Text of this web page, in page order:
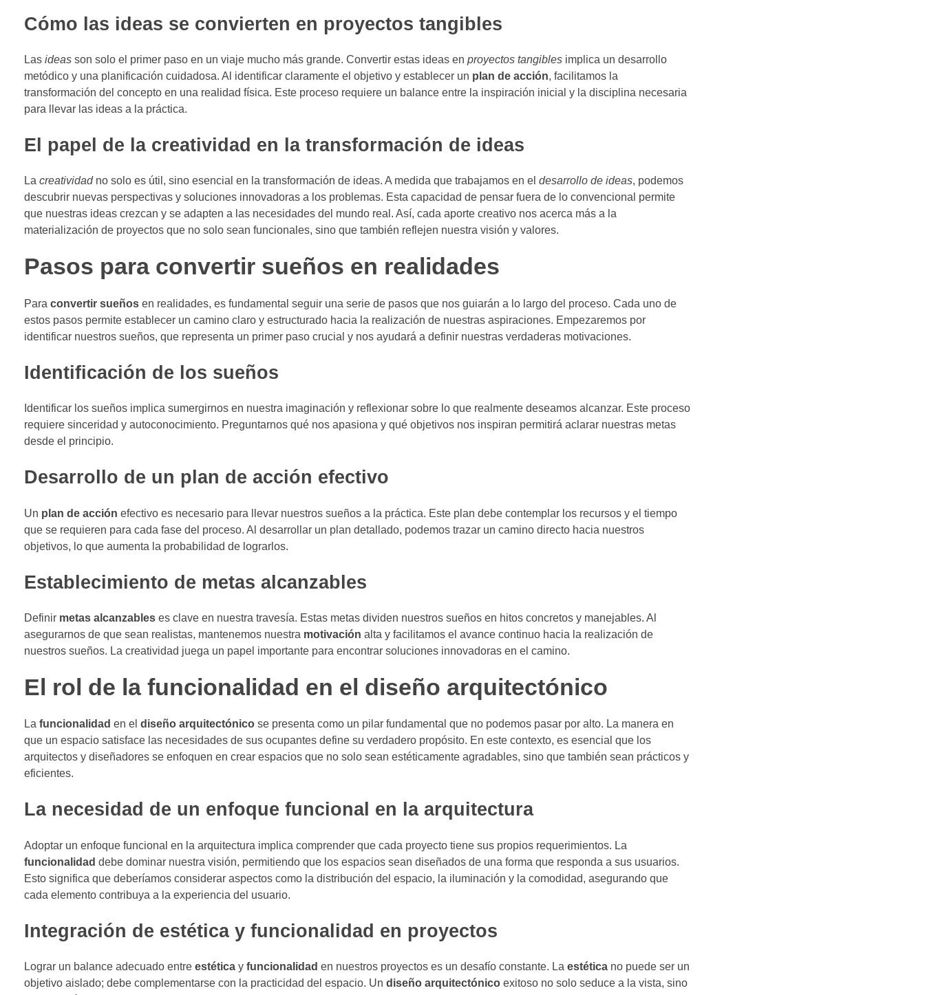
Cómo las ideas se convierten en proyectos tangibles
Las ideas son solo el primer paso en un viaje mucho más grande. Convertir estas ideas en proyectos tangibles implica un desarrollo
metódico y una planificación cuidadosa. Al identificar claramente el objetivo y establecer un plan de acción, facilitamos la
transformación del concepto en una realidad física. Este proceso requiere un balance entre la inspiración inicial y la disciplina necesaria
para llevar las ideas a la práctica.
El papel de la creatividad en la transformación de ideas
La creatividadno solo es útil, sino esencial en la transformación de ideas. A medida que trabajamos en el desarrollo de ideas, podemos
descubrir nuevas perspectivas y soluciones innovadoras a los problemas. Esta capacidad de pensar fuera de lo convencional permite
que nuestras ideas crezcan y se adapten a las necesidades del mundo real. Así, cada aporte creativo nos acerca más a la
materialización de proyectos que no solo sean funcionales, sino que también reflejen nuestra visión y valores.
Pasos para convertir sueños en realidades
Para convertir sueños en realidades, es fundamental seguir una serie de pasos que nos guiarán a lo largo del proceso. Cada uno de
estos pasos permite establecer un camino claro y estructurado hacia la realización de nuestras aspiraciones. Empezaremos por
identificar nuestros sueños, que representa un primer paso crucial y nos ayudará a definir nuestras verdaderas motivaciones.
Identificación de los sueños
Identificar los sueños implica sumergirnos en nuestra imaginación y reflexionar sobre lo que realmente deseamos alcanzar. Este proceso
requiere sinceridad y autoconocimiento. Preguntarnos qué nos apasiona y qué objetivos nos inspiran permitirá aclarar nuestras metas
desde el principio.
Desarrollo de un plan de acción efectivo
Un plan de acción efectivo es necesario para llevar nuestros sueños a la práctica. Este plan debe contemplar los recursos y el tiempo
que se requieren para cada fase del proceso. Al desarrollar un plan detallado, podemos trazar un camino directo hacia nuestros
objetivos, lo que aumenta la probabilidad de lograrlos.
Establecimiento de metas alcanzables
Definir metas alcanzables es clave en nuestra travesía. Estas metas dividen nuestros sueños en hitos concretos y manejables. Al
asegurarnos de que sean realistas, mantenemos nuestra motivación alta y facilitamos el avance continuo hacia la realización de
nuestros sueños. La creatividad juega un papel importante para encontrar soluciones innovadoras en el camino.
El rol de la funcionalidad en el diseño arquitectónico
La funcionalidad en el diseño arquitectónico se presenta como un pilar fundamental que no podemos pasar por alto. La manera en
que un espacio satisface las necesidades de sus ocupantes define su verdadero propósito. En este contexto, es esencial que los
arquitectos y diseñadores se enfoquen en crear espacios que no solo sean estéticamente agradables, sino que también sean prácticos y
eficientes.
La necesidad de un enfoque funcional en la arquitectura
Adoptar un enfoque funcional en la arquitectura implica comprender que cada proyecto tiene sus propios requerimientos. La
funcionalidad debe dominar nuestra visión, permitiendo que los espacios sean diseñados de una forma que responda a sus usuarios.
Esto significa que deberíamos considerar aspectos como la distribución del espacio, la iluminación y la comodidad, asegurando que
cada elemento contribuya a la experiencia del usuario.
Integración de estética y funcionalidad en proyectos
Lograr un balance adecuado entre estética y funcionalidad en nuestros proyectos es un desafío constante. La estética no puede ser un
objetivo aislado; debe complementarse con la practicidad del espacio. Un diseño arquitectónico exitoso no solo seduce a la vista, sino